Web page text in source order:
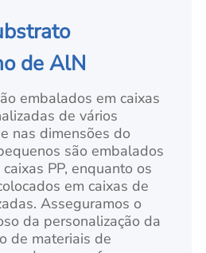
de AlN
embalados em caixas
de vários
nas dimensões do
são embalados
PP, enquanto os
em caixas de
Asseguramos o
da personalização da
de materiais de